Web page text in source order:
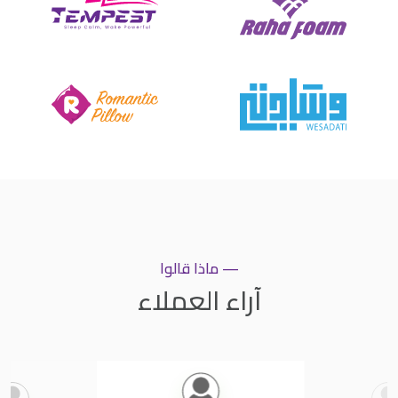
— ماذا قالوا
آراء العملاء